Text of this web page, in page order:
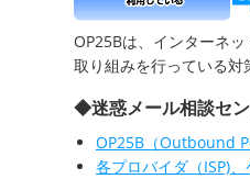
OP25Bは、インターネ
取り組みを行っている対
◆迷惑メール相談セ
OP25B（Outbound
各プロバイダ（ISP)